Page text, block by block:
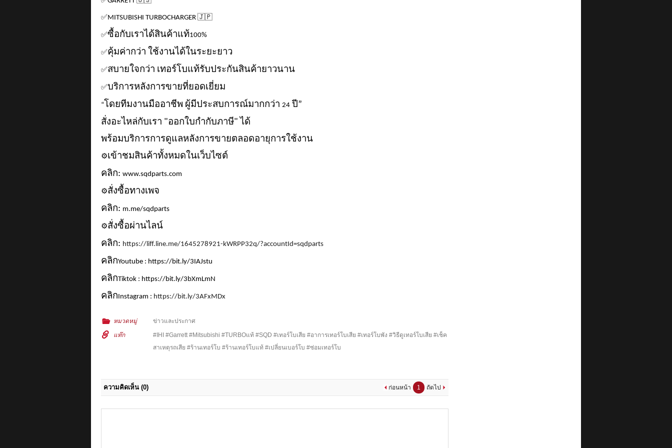
✅MITSUBISHI TURBOCHARGER 🇯🇵
✅ซื้อกับเราได้สินค้าแท้100%
✅คุ้มค่ากว่า ใช้งานได้ในระยะยาว
✅สบายใจกว่า เทอร์โบแท้รับประกันสินค้ายาวนาน
✅บริการหลังการขายที่ยอดเยี่ยม
“ โดยทีมงานมืออาชีพ ผู้มีประสบการณ์มากกว่า 24 ปี”
สั่งอะไหล่กับเรา "ออกใบกำกับภาษี" ได้
พร้อมบริการการดูแลหลังการขายตลอดอายุการใช้งาน
⚙️เข้าชมสินค้าทั้งหมดในเว็บไซต์
คลิก: www.sqdparts.com
⚙️สั่งซื้อทางเพจ
คลิก: m.me/sqdparts
⚙️สั่งซื้อผ่านไลน์
คลิก: https://liff.line.me/1645278921-kWRPP32q/?accountId=sqdparts
คลิกYoutube : https://bit.ly/3IAJstu
คลิกTiktok : https://bit.ly/3bXmLmN
คลิกInstagram : https://bit.ly/3AFxMDx
หมวดหมู่
ข่าวและประกาศ
แท๊ก
#IHI #Garrett #Mitsubishi #TURBOแท้ #SQD #เทอร์โบเสีย #อาการเทอร์โบเสีย #เทอร์โบพัง #วิธีดูเทอร์โบเสีย #เช็ค
สาเหตุรถเสีย #ร้านเทอร์โบ #ร้านเทอร์โบแท้ #เปลี่ยนเบอร์โบ #ซ่อมเทอร์โบ
ความคิดเห็น (0) ก่อนหน้า 1 ถัดไป